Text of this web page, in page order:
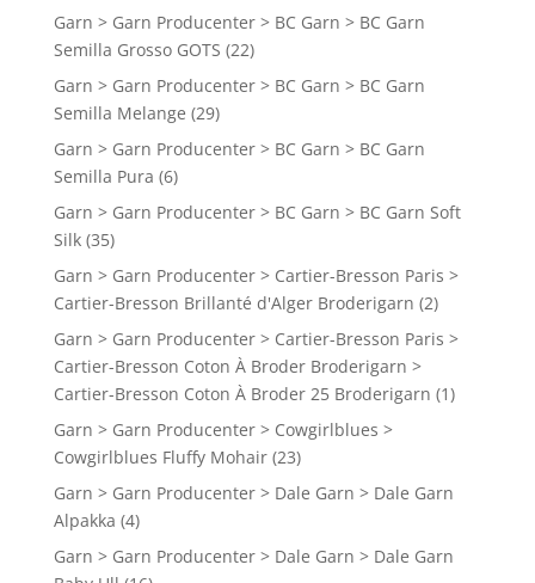
Garn > Garn Producenter > BC Garn > BC Garn
Semilla Grosso GOTS (22)
Garn > Garn Producenter > BC Garn > BC Garn
Semilla Melange (29)
Garn > Garn Producenter > BC Garn > BC Garn
Semilla Pura (6)
Garn > Garn Producenter > BC Garn > BC Garn Soft
Silk (35)
Garn > Garn Producenter > Cartier-Bresson Paris >
Cartier-Bresson Brillanté d'Alger Broderigarn (2)
Garn > Garn Producenter > Cartier-Bresson Paris >
Cartier-Bresson Coton À Broder Broderigarn >
Cartier-Bresson Coton À Broder 25 Broderigarn (1)
Garn > Garn Producenter > Cowgirlblues >
Cowgirlblues Fluffy Mohair (23)
Garn > Garn Producenter > Dale Garn > Dale Garn
Alpakka (4)
Garn > Garn Producenter > Dale Garn > Dale Garn